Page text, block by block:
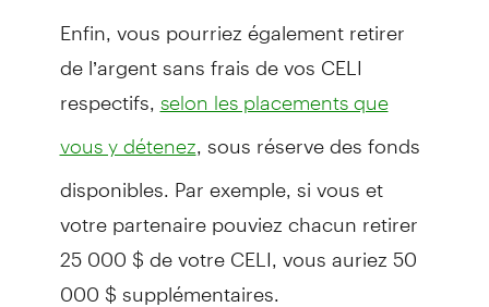
Enfin, vous pourriez également retirer
de l’argent sans frais de vos CELI
respectifs, selon les placements que
vous y détenez , sous réserve des fonds
disponibles. Par exemple, si vous et
votre partenaire pouviez chacun retirer
25 000 $ de votre CELI, vous auriez 50
000 $ supplémentaires.